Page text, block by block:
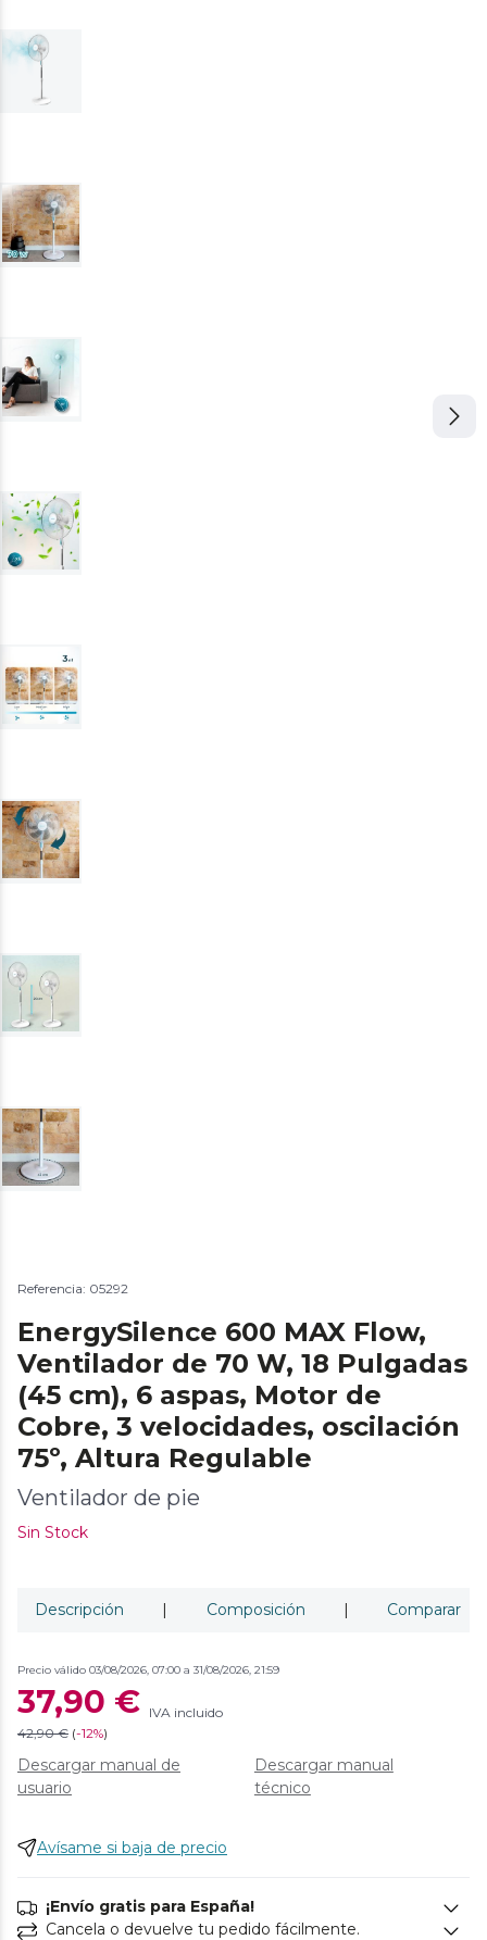
Referencia: 05292
EnergySilence 600 MAX Flow,
Ventilador de 70 W, 18 Pulgadas
(45 cm), 6 aspas, Motor de
Cobre, 3 velocidades, oscilación
75º, Altura Regulable
Ventilador de pie
Sin Stock
Descripción | Composición | Comparar
Precio válido 03/08/2026, 07:00 a 31/08/2026, 21:59
37,90 € IVA incluido
42,90 € (-12%)
Descargar manual de
usuario
Descargar manual
técnico
Avísame si baja de precio
¡Envío gratis para España!
Cancela o devuelve tu pedido fácilmente.